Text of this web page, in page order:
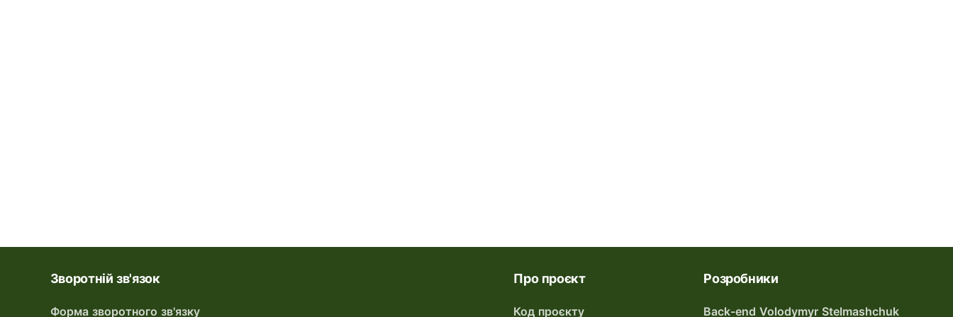
Зворотній зв'язок
Форма зворотного зв'язку
Про проєкт
Код проєкту
Розробники
Back-end Volodymyr Stelmashchuk